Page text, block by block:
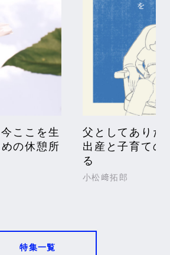
ここを生
の休憩所
父としてありた
出産と子育ての
る
小松﨑拓郎
特集一覧